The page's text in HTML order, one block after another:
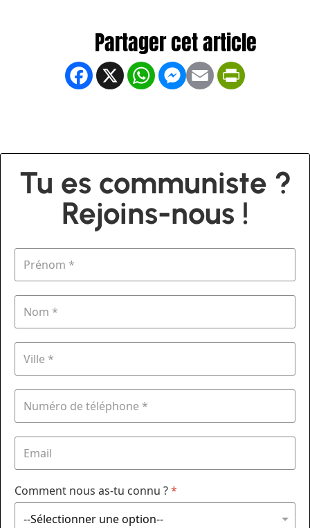
Facebook
X WhatsApp
Messenger
Email
Tu es communiste ?
Rejoins-nous !
Comment nous as-tu connu ?*